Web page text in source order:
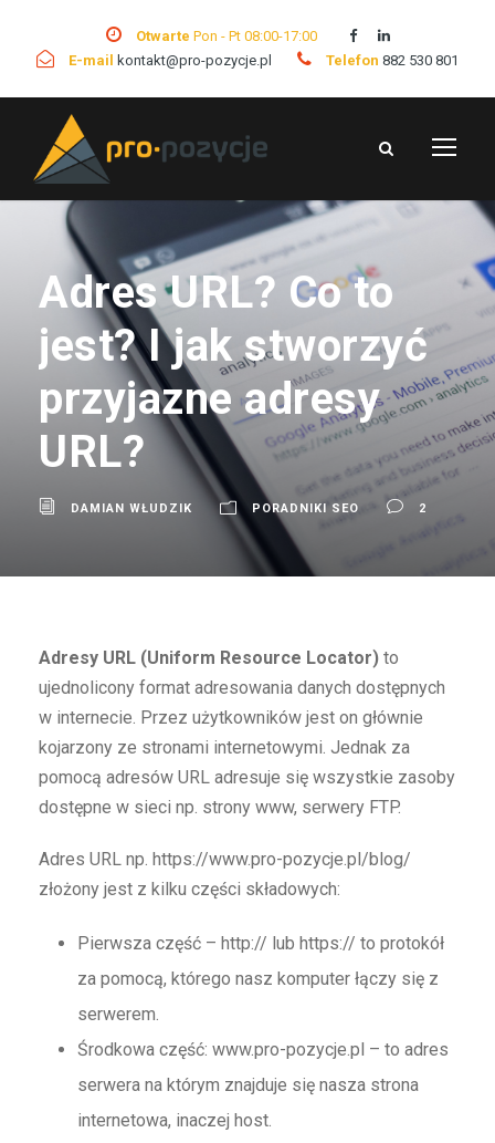
Otwarte Pon - Pt 08:00-17:00
E-mail
kontakt@pro-pozycje.pl Telefon 882 530 801
Adres URL? Co to
jest? I jak stworzyć
przyjazne adresy
URL?
DAMIAN WŁUDZIK PORADNIKI SEO 2
Adresy URL (Uniform Resource Locator) to
ujednolicony format adresowania danych dostępnych
w internecie. Przez użytkowników jest on głównie
kojarzony ze stronami internetowymi. Jednak za
pomocą adresów URL adresuje się wszystkie zasoby
dostępne w sieci np. strony www, serwery FTP.
Adres URL np. https://www.pro-pozycje.pl/blog/
złożony jest z kilku części składowych:
Pierwsza część – http:// lub https:// to protokół
za pomocą, którego nasz komputer łączy się z
serwerem.
Środkowa część: www.pro-pozycje.pl – to adres
serwera na którym znajduje się nasza strona
internetowa, inaczej host.